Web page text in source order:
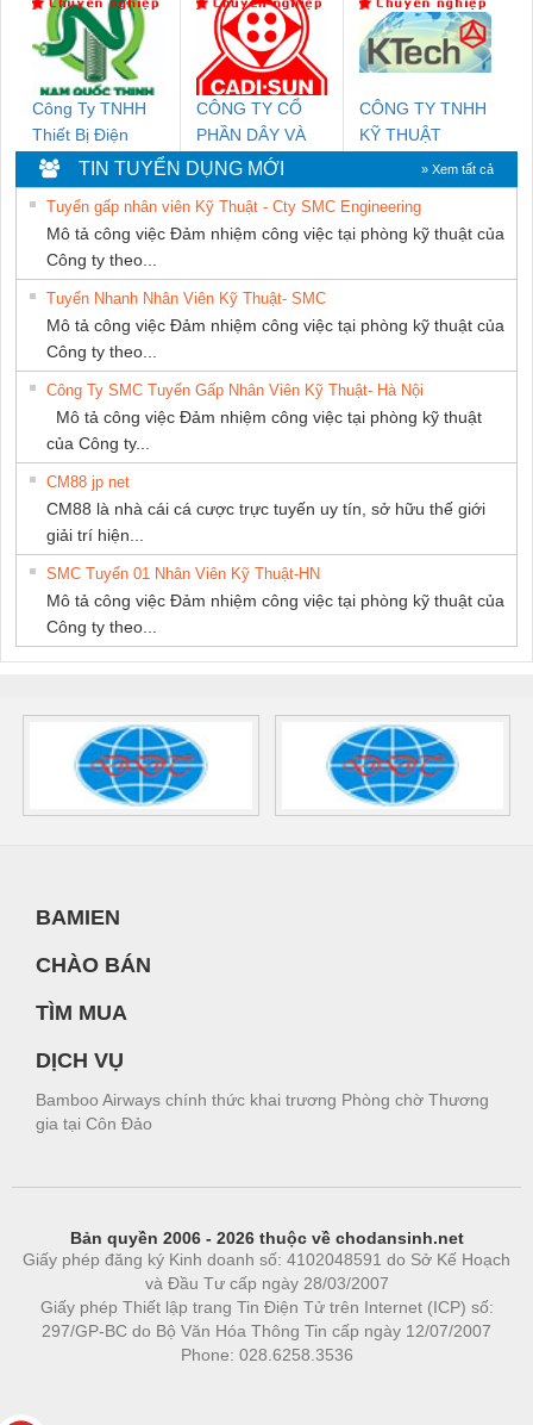
SUPPLY
Công Ty TNHH
Thiết Bị Điện
Nam Quốc Thịnh
CÔNG TY CỔ
PHẦN DÂY VÀ
CÁP ĐIỆN
THƯỢNG ĐÌNH
CÔNG TY TNHH
KỸ THUẬT
KTECH VIỆT
NAM
TIN TUYỂN DỤNG MỚI » Xem tất cả
Tuyển gấp nhân viên Kỹ Thuật - Cty SMC Engineering
Mô tả công việc Đảm nhiệm công việc tại phòng kỹ thuật của
Công ty theo...
Tuyển Nhanh Nhân Viên Kỹ Thuật- SMC
Mô tả công việc Đảm nhiệm công việc tại phòng kỹ thuật của
Công ty theo...
Công Ty SMC Tuyển Gấp Nhân Viên Kỹ Thuật- Hà Nội
Mô tả công việc Đảm nhiệm công việc tại phòng kỹ thuật
của Công ty...
CM88 jp net
CM88 là nhà cái cá cược trực tuyến uy tín, sở hữu thế giới
giải trí hiện...
SMC Tuyển 01 Nhân Viên Kỹ Thuật-HN
Mô tả công việc Đảm nhiệm công việc tại phòng kỹ thuật của
Công ty theo...
BAMIEN
CHÀO BÁN
TÌM MUA
DỊCH VỤ
Bamboo Airways chính thức khai trương Phòng chờ Thương
gia tại Côn Đảo
Bản quyền 2006 - 2026 thuộc về chodansinh.net
Giấy phép đăng ký Kinh doanh số: 4102048591 do Sở Kế Hoạch
và Đầu Tư cấp ngày 28/03/2007
Giấy phép Thiết lập trang Tin Điện Tử trên Internet (ICP) số:
297/GP-BC do Bộ Văn Hóa Thông Tin cấp ngày 12/07/2007
Phone: 028.6258.3536